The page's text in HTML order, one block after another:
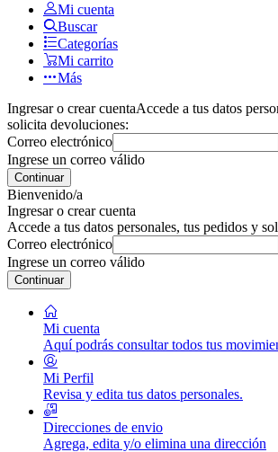
Mi cuenta
Buscar
Categorías
Mi carrito
Más
Ingresar o crear cuentaAccede a tus datos
solicita devoluciones:
Correo electrónico
Ingrese un correo válido
Continuar
Bienvenido/a
Ingresar o crear cuenta
Accede a tus datos personales, tus pedidos y
Correo electrónico
Ingrese un correo válido
Continuar
Mi cuenta
Aquí podrás consultar todos tus
Mi Perfil
Revisa y edita tus datos personales.
Direcciones de envio
Agrega, edita y/o elimina una dirección